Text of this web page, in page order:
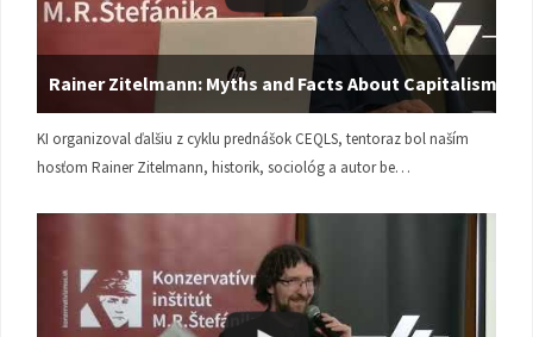
Rainer Zitelmann: Myths and Facts About Capitalism
KI organizoval ďalšiu z cyklu prednášok CEQLS, tentoraz bol naším
hosťom Rainer Zitelmann, historik, sociológ a autor be…